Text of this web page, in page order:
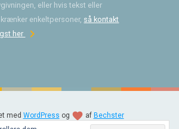
eller hvis tekst eller
enkeltpersoner, så kontakt
her chevron_right
med WordPress og favorite af Bechster